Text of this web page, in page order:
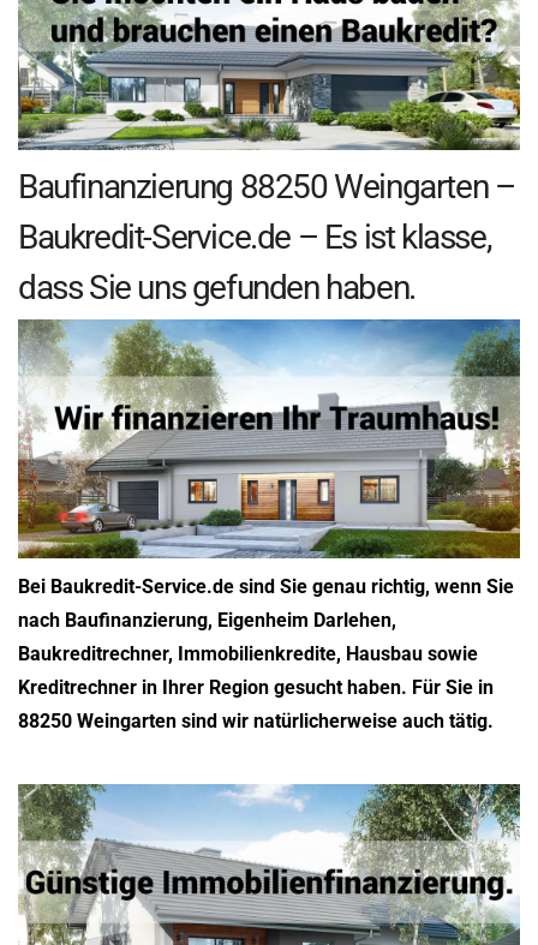
Baufinanzierung 88250 Weingarten –
Baukredit-Service.de – Es ist klasse,
dass Sie uns gefunden haben.
Bei Baukredit-Service.de sind Sie genau richtig, wenn Sie
nach Baufinanzierung, Eigenheim Darlehen,
Baukreditrechner, Immobilienkredite, Hausbau sowie
Kreditrechner in Ihrer Region gesucht haben. Für Sie in
88250 Weingarten sind wir natürlicherweise auch tätig.